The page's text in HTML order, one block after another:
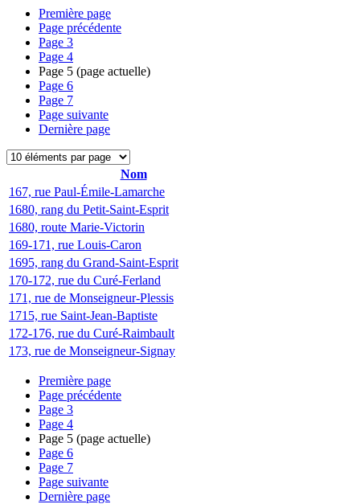
Première page
Page précédente
Page 3
Page 4
Page 5 (page actuelle)
Page 6
Page 7
Page suivante
Dernière page
Nom
167, rue Paul-Émile-Lamarche
1680, rang du Petit-Saint-Esprit
1680, route Marie-Victorin
169-171, rue Louis-Caron
1695, rang du Grand-Saint-Esprit
170-172, rue du Curé-Ferland
171, rue de Monseigneur-Plessis
1715, rue Saint-Jean-Baptiste
172-176, rue du Curé-Raimbault
173, rue de Monseigneur-Signay
Première page
Page précédente
Page 3
Page 4
Page 5 (page actuelle)
Page 6
Page 7
Page suivante
Dernière page